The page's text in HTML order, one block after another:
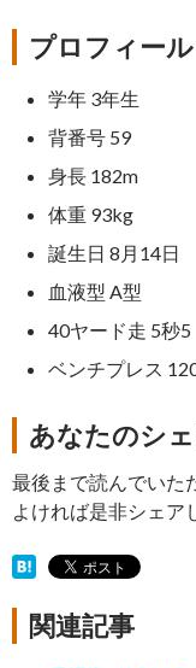
プロフィール
学年 3年生
背番号 59
身長 182m
体重 93kg
誕生日 8月14日
血液型 A型
40ヤード走 5秒5
ベンチプレス
あなたのシ
最後まで読んでいた
よければ是非シェア
関連記事